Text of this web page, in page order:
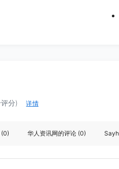
分) 详情
(0) 华人资讯网的评论 (0)